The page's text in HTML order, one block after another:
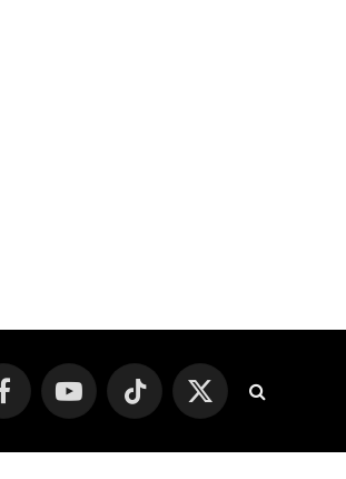
FacebookYouTube TikTok
X
(Twitter)